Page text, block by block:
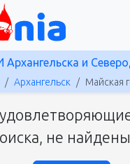
и
Архангельск Майская
не